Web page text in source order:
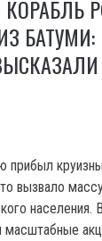
БАТУМИ:
прибыл
вызвало
населения.